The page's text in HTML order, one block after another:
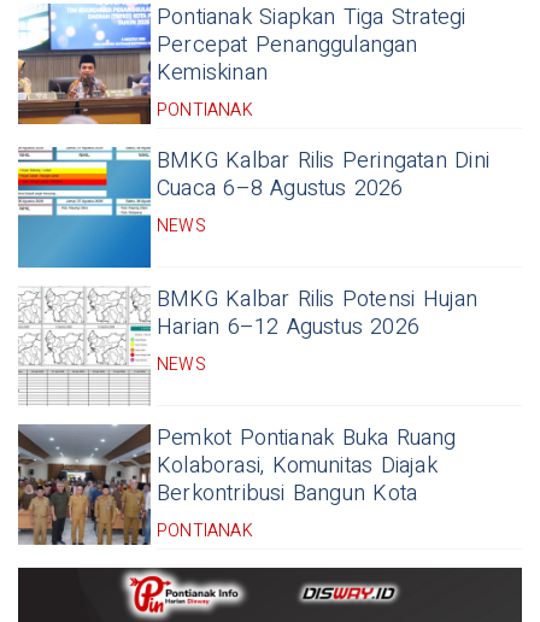
Pontianak Siapkan Tiga Strategi
Percepat Penanggulangan
Kemiskinan
PONTIANAK
BMKG Kalbar Rilis Peringatan Dini
Cuaca 6–8 Agustus 2026
NEWS
BMKG Kalbar Rilis Potensi Hujan
Harian 6–12 Agustus 2026
NEWS
Pemkot Pontianak Buka Ruang
Kolaborasi, Komunitas Diajak
Berkontribusi Bangun Kota
PONTIANAK